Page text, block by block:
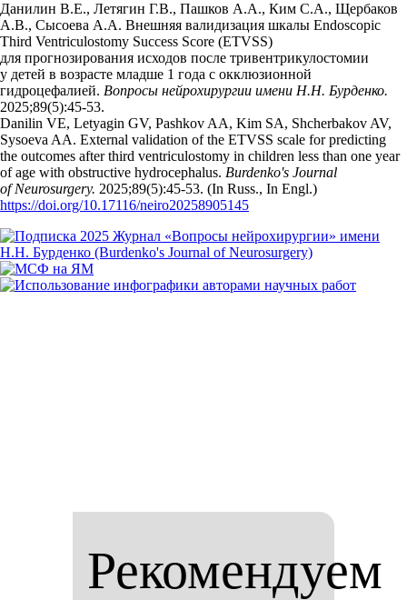
Данилин В.Е., Летягин Г.В., Пашков А.А., Ким С.А., Щербаков
А.В., Сысоева А.А. Внешняя валидизация шкалы Endoscopic
Third Ventriculostomy Success Score (ETVSS)
для прогнозирования исходов после тривентрикулостомии
у детей в возрасте младше 1 года с окклюзионной
гидроцефалией. Вопросы нейрохирургии имени Н.Н. Бурденко.
2025;89(5):45‑53.
Danilin VE, Letyagin GV, Pashkov AA, Kim SA, Shcherbakov AV,
Sysoeva AA. External validation of the ETVSS scale for predicting
the outcomes after third ventriculostomy in children less than one year
of age with obstructive hydrocephalus. Burdenko's Journal
of Neurosurgery. 2025;89(5):45‑53. (In Russ., In Engl.)
https://doi.org/10.17116/neiro20258905145
Рекомендуем